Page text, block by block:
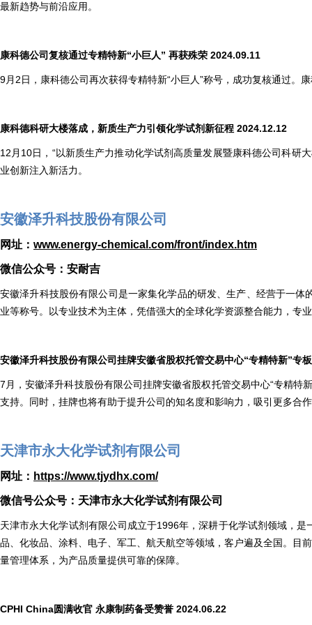
最新趋势与前沿应用。
康科德公司复核通过专精特新“小巨人” 再获殊荣 2024.09.11
9月2日，康科德公司再次获得专精特新“小巨人”称号，成功复核通过。
康科德科研大楼落成，新质生产力引领化学试剂新征程 2024.12.12
12月10日，“以新质生产力推动化学试剂高质量发展暨康科德公司科研
业创新注入新活力。
安徽泽升科技股份有限公司
网址： www.energy-chemical.com/front/index.htm
微信公众号：安耐吉
安徽泽升科技股份有限公司是一家集化学品的研发、生产、经营于一
业等称号。以专业技术为主体，凭借强大的全球化学资源整合能力，专
安徽泽升科技股份有限公司挂牌安徽省股权托管交易中心“专精特新”专
7月，安徽泽升科技股份有限公司挂牌安徽省股权托管交易中心“专精
支持。同时，挂牌也将有助于提升公司的知名度和影响力，吸引更多合
天津市永大化学试剂有限公司
网址： https://www.tjydhx.com/
微信号公众号：天津市永大化学试剂有限公司
天津市永大化学试剂有限公司成立于1996年，深耕于化学试剂领域，
品、化妆品、涂料、电⼦、军⼯、航天航空等领域，客户遍及全国。目
量管理体系，为产品质量提供可靠的保障。
CPHI China圆满收官 永康制药备受赞誉 2024.06.22